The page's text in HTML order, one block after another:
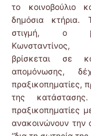
το κοινοβούλιο
δημόσια κτήρια.
στιγμή, ο
βρίσκεται σε
απομόνωσης,
πραξικοπηματίες,
της
πραξικοπηματίες
ανακοινώνουν την